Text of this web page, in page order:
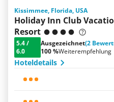
Kissimmee, Florida, USA
Holiday Inn Club
Resort
5.4/
6.0
Ausgezeichnet(2
100 %Weiterempfehlung
Hoteldetails